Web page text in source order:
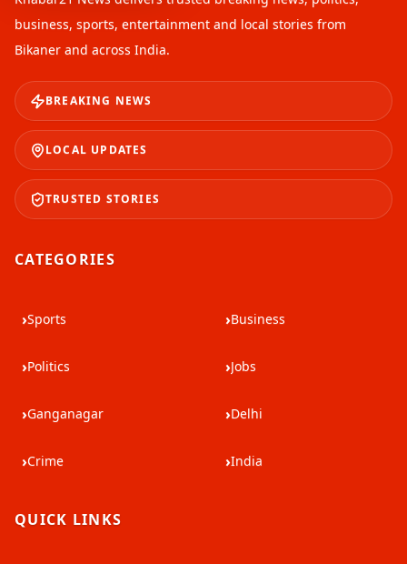
business, sports, entertainment and local stories from
Bikaner and across India.
BREAKING NEWS
LOCAL UPDATES
TRUSTED STORIES
CATEGORIES
›Sports
›Politics
›Ganganagar
›Crime
›Business
›Jobs
›Delhi
›India
QUICK LINKS